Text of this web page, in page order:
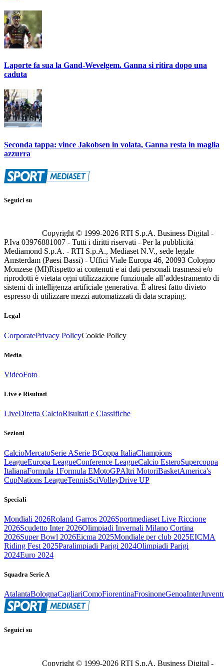
Laporte fa sua la Gand-Wevelgem. Ganna si ritira dopo una
caduta
Seconda tappa: vince Jakobsen in volata, Ganna resta in maglia
azzurra
Seguici su
Copyright © 1999-2026 RTI S.p.A. Business Digital -
P.Iva 03976881007 - Tutti i diritti riservati - Per la pubblicità
Mediamond S.p.A. - RTI S.p.A., Mediaset N.V., sede legale
Amsterdam (Paesi Bassi) - Uffici Viale Europa 46, 20093 Cologno
Monzese (MI)Rispetto ai contenuti e ai dati personali trasmessi e/o
riprodotti è vietata ogni utilizzazione funzionale all’addestramento di
sistemi di intelligenza artificiale generativa. È altresì fatto divieto
espresso di utilizzare mezzi automatizzati di data scraping.
Legal
CorporatePrivacy PolicyCookie Policy
Media
VideoFoto
Live e Risultati
LiveDiretta CalcioRisultati e Classifiche
Sezioni
CalcioMercatoSerie ASerie BCoppa ItaliaChampions
LeagueEuropa LeagueConference LeagueCalcio EsteroSupercoppa
ItalianaFormula 1Formula EMotoGPAltri MotoriBasketAmerica's
CupNations LeagueTennisSciVolleyDrive UP
Speciali
Mondiali 2026Roland Garros 2026Sportmediaset Live Riccione
2026Scudetto Inter 2026Olimpiadi Invernali Milano Cortina
2026Super Bowl 2026Eicma 2025Mondiale per club 2025EICMA
Riding Fest 2025Paralimpiadi Parigi 2024Olimpiadi Parigi
2024Euro 2024
Squadra Serie A
AtalantaBolognaCagliariComoFiorentinaFrosinoneGenoaInter
Seguici su
Copyright © 1999-2026 RTI S.p.A. Business Digital -